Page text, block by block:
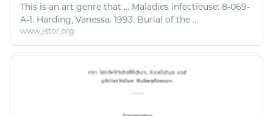
This is an art genre that ... Maladies infectieuse: 8-069-
A-1. Harding, Vanessa. 1993. Burial of the ...
www.jstor.org